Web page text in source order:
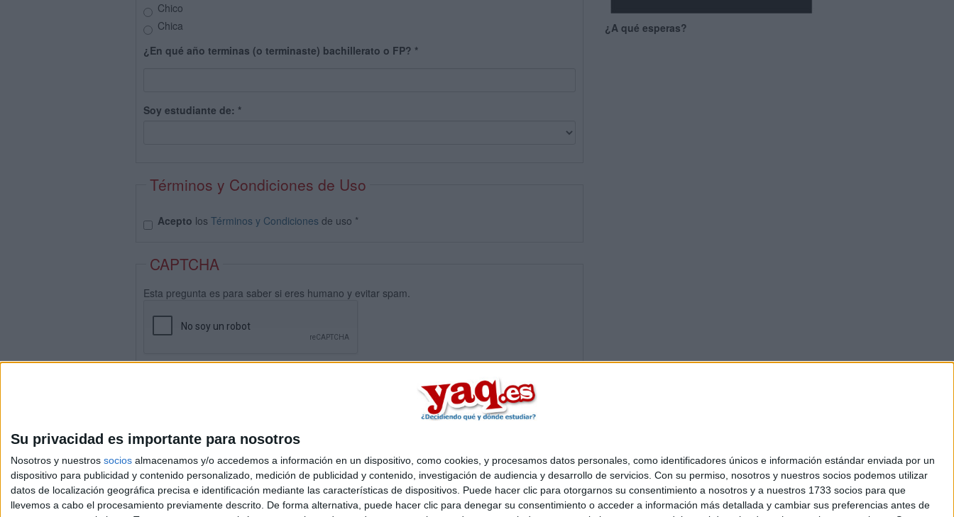
Su privacidad es importante para nosotros
Nosotros y nuestros socios almacenamos y/o accedemos a información en un dispositivo, como cookies, y procesamos datos personales, como identificadores únicos e información estándar enviada por un
dispositivo para publicidad y contenido personalizado, medición de publicidad y contenido, investigación de audiencia y desarrollo de servicios. Con su permiso, nosotros y nuestros socios podemos utilizar
datos de localización geográfica precisa e identificación mediante las características de dispositivos. Puede hacer clic para otorgarnos su consentimiento a nosotros y a nuestros 1733 socios para que
llevemos a cabo el procesamiento previamente descrito. De forma alternativa, puede hacer clic para denegar su consentimiento o acceder a información más detallada y cambiar sus preferencias antes de
Chico
Chica
¿En qué año terminas (o terminaste) bachillerato o FP? *
Soy estudiante de: *
Términos y Condiciones de Uso
Acepto los Términos y Condiciones de uso *
CAPTCHA
Esta pregunta es para saber si eres humano y evitar spam.
¿A qué esperas?
Quiénes somos |Contactar| Anúnciate
Aviso legal|Politica de privacidad|Condiciones generales|Política de cookies